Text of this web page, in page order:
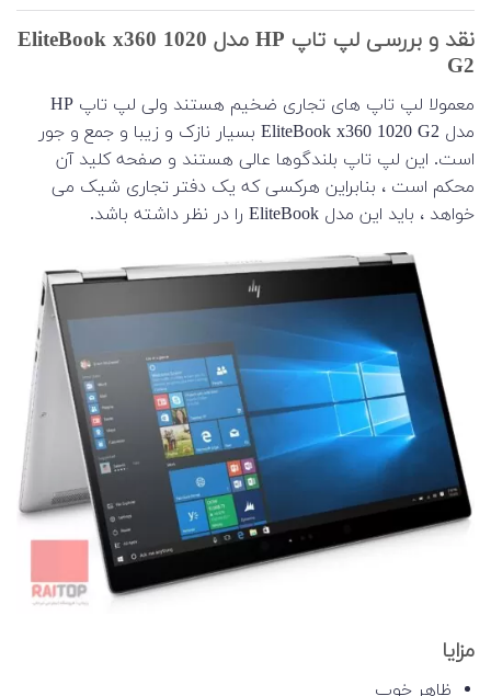
نقد و بررسی لپ تاپ HP مدل EliteBook x360 1020
G2
معمولا لپ تاپ های تجاری ضخیم هستند ولی لپ تاپ HP
مدل EliteBook x360 1020 G2 بسیار نازک و زیبا و جمع و جور
است. این لپ تاپ بلندگوها عالی هستند و صفحه کلید آن
محکم است ، بنابراین هرکسی که یک دفتر تجاری شیک می
خواهد ، باید این مدل EliteBook را در نظر داشته باشد.
مزایا
ظاهر خوب